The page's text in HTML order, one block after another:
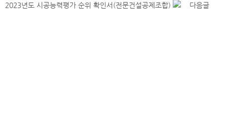
2023년도 시공능력평가 순위 확인서(전문건설공제조합)
다음글